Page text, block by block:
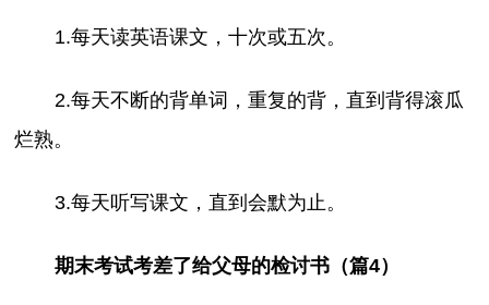
1.每天读英语课文，十次或五次。
2.每天不断的背单词，重复的背，直到背得滚瓜
烂熟。
3.每天听写课文，直到会默为止。
期末考试考差了给父母的检讨书（篇4）